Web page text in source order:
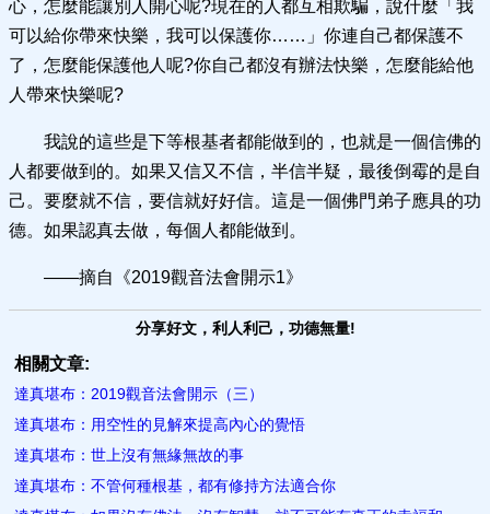
心，怎麼能讓別人開心呢?現在的人都互相欺騙，說什麼「我
可以給你帶來快樂，我可以保護你……」你連自己都保護不
了，怎麼能保護他人呢?你自己都沒有辦法快樂，怎麼能給他
人帶來快樂呢?
我說的這些是下等根基者都能做到的，也就是一個信佛的
人都要做到的。如果又信又不信，半信半疑，最後倒霉的是自
己。要麼就不信，要信就好好信。這是一個佛門弟子應具的功
德。如果認真去做，每個人都能做到。
——摘自《2019觀音法會開示1》
分享好文，利人利己，功德無量!
相關文章:
達真堪布：2019觀音法會開示（三）
達真堪布：用空性的見解來提高內心的覺悟
達真堪布：世上沒有無緣無故的事
達真堪布：不管何種根基，都有修持方法適合你